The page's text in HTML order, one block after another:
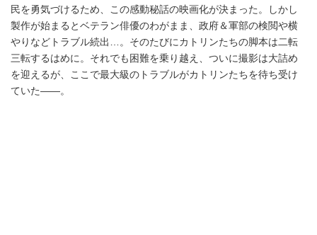
民を勇気づけるため、この感動秘話の映画化が決まった。しかし
製作が始まるとベテラン俳優のわがまま、政府＆軍部の検閲や横
やりなどトラブル続出…。そのたびにカトリンたちの脚本は二転
三転するはめに。それでも困難を乗り越え、ついに撮影は大詰め
を迎えるが、ここで最大級のトラブルがカトリンたちを待ち受け
ていた――。